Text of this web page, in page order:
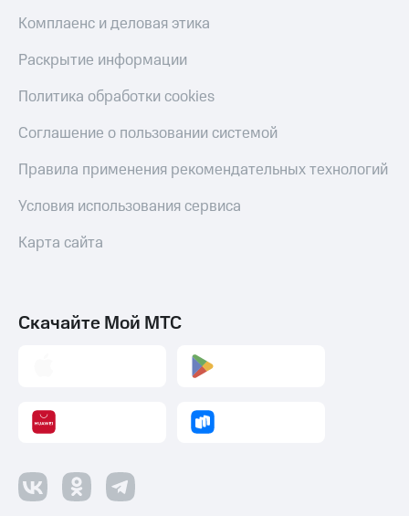
Комплаенс и деловая этика
Раскрытие информации
Политика обработки cookies
Соглашение о пользовании системой
Правила применения рекомендательных технологий
Условия использования сервиса
Карта сайта
Скачайте Мой МТС